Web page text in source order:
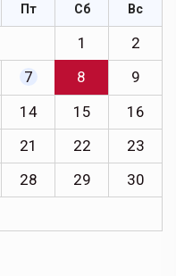
Пт Сб Вс
1
2
7 8
9
14 15
16
21 22
23
28 29
30